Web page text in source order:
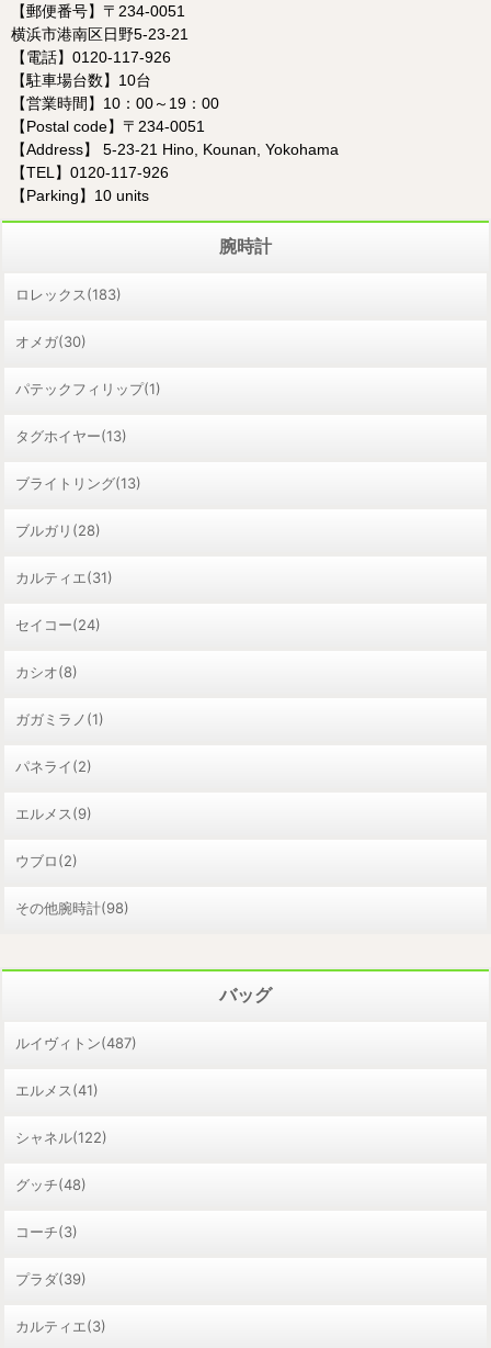
【郵便番号】〒234-0051
横浜市港南区日野5-23-21
【電話】0120-117-926
【駐車場台数】10台
【営業時間】10：00～19：00
【Postal code】〒234-0051
【Address】 5-23-21 Hino, Kounan, Yokohama
【TEL】0120-117-926
【Parking】10 units
腕時計
ロレックス(183)
オメガ(30)
パテックフィリップ(1)
タグホイヤー(13)
ブライトリング(13)
ブルガリ(28)
カルティエ(31)
セイコー(24)
カシオ(8)
ガガミラノ(1)
パネライ(2)
エルメス(9)
ウブロ(2)
その他腕時計(98)
バッグ
ルイヴィトン(487)
エルメス(41)
シャネル(122)
グッチ(48)
コーチ(3)
プラダ(39)
カルティエ(3)